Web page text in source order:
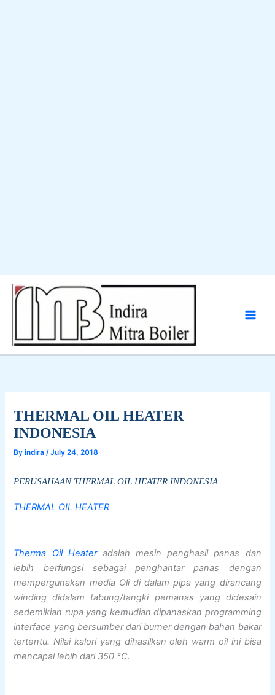
Skip
THERMAL OIL HEATER
INDONESIA
Byindira/July 24, 2018
PERUSAHAAN THERMAL OIL HEATER INDONESIA
THERMAL OIL HEATER
Therma Oil Heateradalah mesin penghasil panas dan
lebih berfungsi sebagai penghantar panas dengan
mempergunakan media Oli di dalam pipa yang dirancang
winding didalam tabung/tangki pemanas yang didesain
sedemikian rupa yang kemudian dipanaskan programming
interface yang bersumber dari burner dengan bahan bakar
tertentu. Nilai kalori yang dihasilkan oleh warm oil ini bisa
mencapai lebih dari 350 °C.